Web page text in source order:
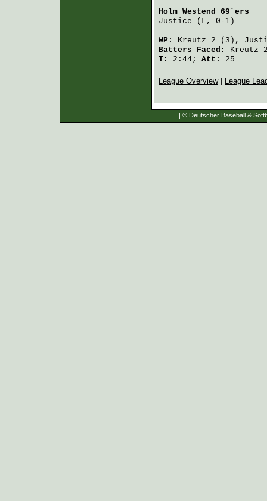
Holm Westend 69´ers
Justice (L, 0-1)
WP: Kreutz 2 (3),
Batters Faced: Kreutz
T:
2:44; Att: 25
League Overview| League
| © Deutscher Baseball &